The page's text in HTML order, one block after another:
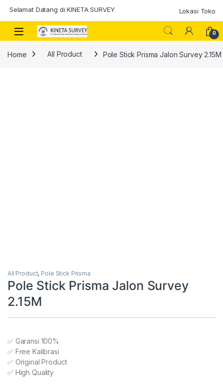
Selamat Datang di KINETA SURVEY Lokasi Toko
0
Home All Product Pole Stick Prisma Jalon Survey 2.15M
All Product, Pole Stick Prisma
Pole Stick Prisma Jalon Survey
2.15M
✅ Garansi 100%
✅ Free Kalibrasi
✅ Original Product
✅ High Quality